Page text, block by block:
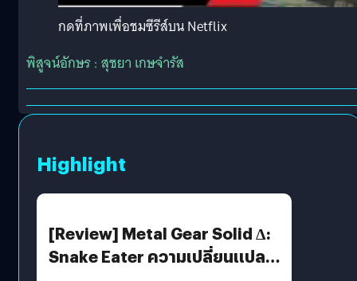
กดที่ภาพเพื่อชมซีรีส์บน Netflix
พิสูจน์อักษร : สุชยา เกษจำรัส
Highlight
[Review] Metal Gear Solid Δ:
Snake Eater ความเปลี่ยนแปลง